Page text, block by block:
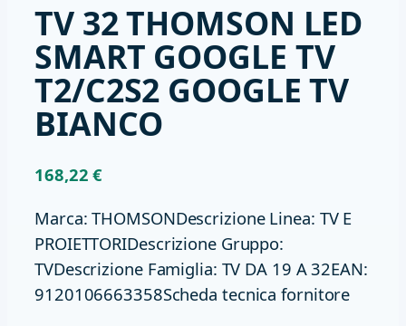
TV 32 THOMSON LED
SMART GOOGLE TV
T2/C2S2 GOOGLE TV
BIANCO
168,22€
Marca: THOMSONDescrizione Linea: TV E
PROIETTORIDescrizione Gruppo:
TVDescrizione Famiglia: TV DA 19 A 32EAN:
9120106663358Scheda tecnica fornitore